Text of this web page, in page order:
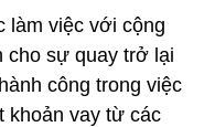
làm việc với cộng
cho sự quay trở lại
công trong việc
khoản vay từ các